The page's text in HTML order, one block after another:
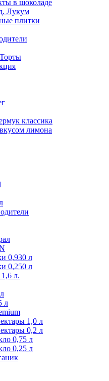
в шоколаде
Лукум
плитки
классика
лимона
0,930 л
0,250 л
л.
л
1,0 л
0,2 л
0,75 л
0,25 л